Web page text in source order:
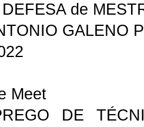
de
GALENO
Meet
DE